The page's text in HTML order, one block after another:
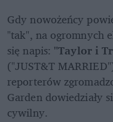
Gdy nowożeńcy
"tak", na ogromnych
się napis: "Taylor i
("JUST&T
reporterów
Garden dowiedziały
cywilny.